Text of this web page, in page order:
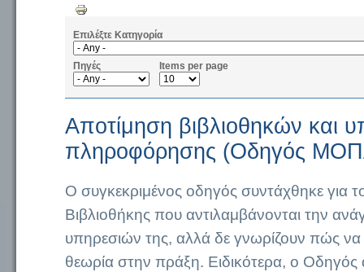
Επιλέξτε Κατηγορία
Πηγές Items per page
Αποτίμηση βιβλιοθηκών και
πληροφόρησης (Οδηγός
Ο συγκεκριμένος οδηγός συντάχθηκε για
Βιβλιοθήκης που αντιλαμβάνονται την
υπηρεσιών της, αλλά δε γνωρίζουν πώς
θεωρία στην πράξη. Ειδικότερα, ο